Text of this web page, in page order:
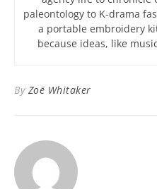
paleontology to K-drama
a portable embroidery
because ideas, like
By Zoë Whitaker